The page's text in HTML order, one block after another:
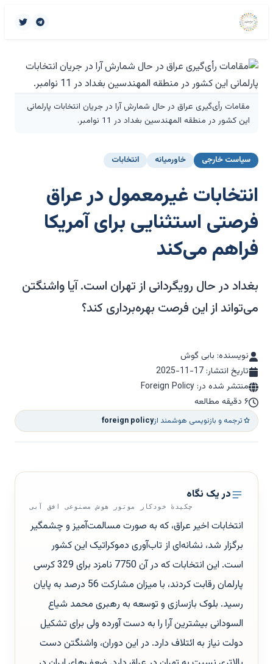
مقامات رأی‌گیری عراق در حال شمارش آرا در جریان انتخابات پارلمانی
این کشور در منطقه المهندسین بغداد در 11 نوامبر.
سیاست خارجی خاورمیانه انتخابات
انتخابات غیرمعمول در عراق
فرصتی استثنایی برای آمریکا
فراهم می‌کند
بغداد در حال رویگردانی از تهران است. آیا واشنگتن
می‌تواند از این فرصت بهره‌برداری کند؟
نویسنده: بابی گوش
تاریخ انتشار: 2025-11-17
منتشر شده در: Foreign Policy
۶ دقیقه مطالعه
ترجمه و بازنویسی هوشمند ازforeign policy
در یک نگاه
چکیدهٔ خودکار موتور هوش مصنوعی افق آبی
انتخابات اخیر عراق، که به صورت مسالمت‌آمیز و چشمگیر
برگزار شد، نشانه‌ای از تاب‌آوری دموکراتیک این کشور
است. این انتخابات که در آن 7750 نامزد برای 329 کرسی
پارلمان رقابت کردند، با میزان مشارکت 56 درصد به پایان
رسید. بلوک بازسازی و توسعه به رهبری محمد شیاع
السودانی بیشترین آرا را به دست آورده ولی برای تشکیل
دولت نیاز به ائتلاف دارد. در این دوران، واشنگتن دست